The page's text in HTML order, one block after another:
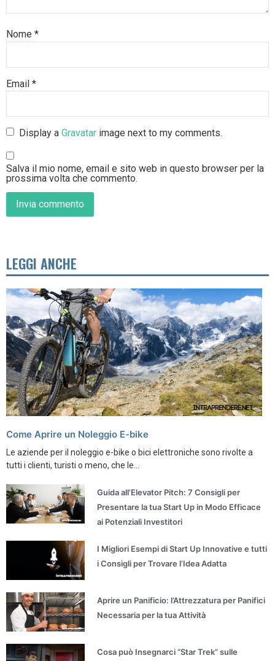
Nome *
Email *
Display aGravatar image next to my comments.
Salva il mio nome, email e sito web in questo browser per la
prossima volta che commento.
LEGGI ANCHE
Come Aprire un Noleggio E-bike
Le aziende per il noleggio e-bike o bici elettroniche sono rivolte a
tutti i clienti, turisti o meno, che le...
Guida all’Elevator Pitch: 7 Consigli per
Presentare la tua Start Up in Modo Efficace
ai Potenziali Investitori
I Migliori Esempi di Start Up Innovative e tutti
i Consigli per Trovare l’Idea Adatta
Aprire un Panificio: l’Attrezzatura per Panifici
Necessaria per la tua Attività
Cosa può Insegnarci “Star Trek” sulle